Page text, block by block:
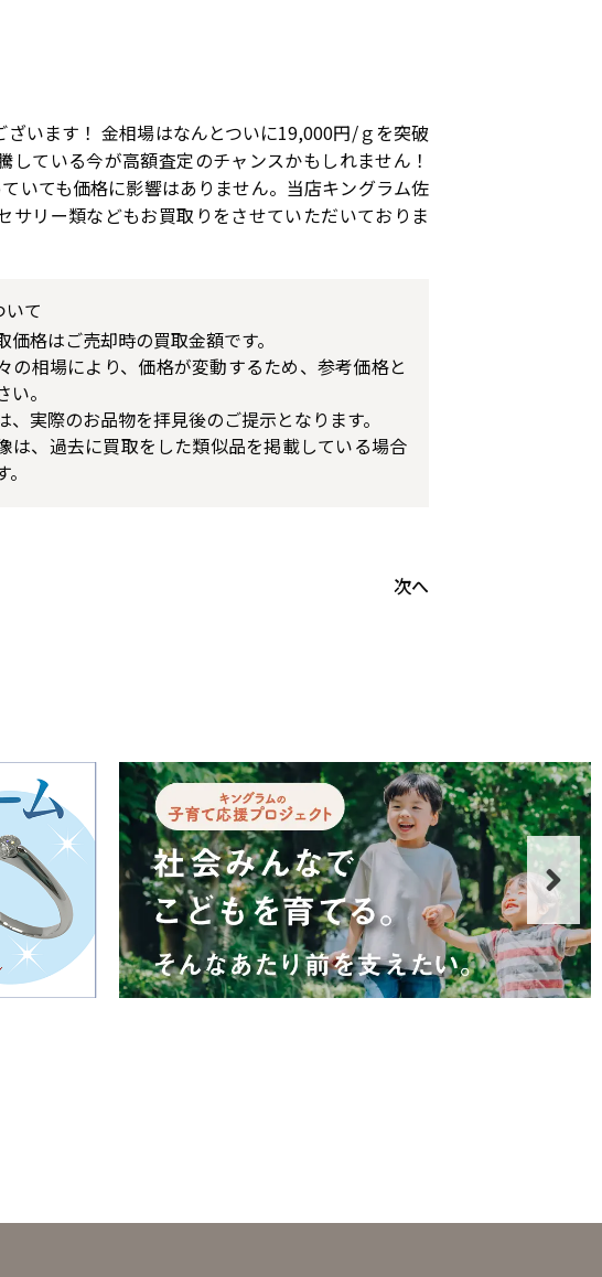
います！ 金相場はなんとついに19,000円/ｇを突破
ている今が高額査定のチャンスかもしれません！
いても価格に影響はありません。当店キングラム佐
リー類などもお買取りをさせていただいておりま
て
価格はご売却時の買取金額です。
の相場により、価格が変動するため、参考価格と
。
、実際のお品物を拝見後のご提示となります。
は、過去に買取をした類似品を掲載している場合
次へ